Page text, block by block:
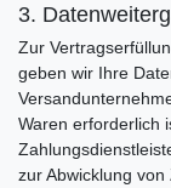
3.
Zur
geben wir Ihre
Waren erforderlich
zur Abwicklung